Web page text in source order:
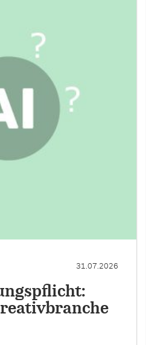
31.07.2026